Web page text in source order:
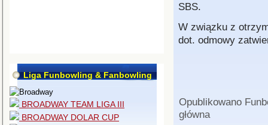
Liga Funbowling & Fanbowling
BROADWAY TEAM LIGA III
BROADWAY DOLAR CUP
SBS.
W związku z
dot. odmowy
Opublikowano
główna